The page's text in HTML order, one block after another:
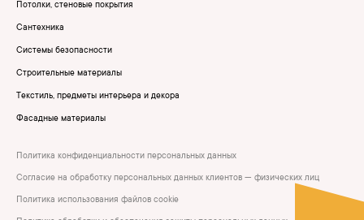
Потолки, стеновые покрытия
Сантехника
Системы безопасности
Строительные материалы
Текстиль, предметы интерьера и декора
Фасадные материалы
Политика конфиденциальности персональных данных
Согласие на обработку персональных данных клиентов — физических лиц
Политика использования файлов cookie